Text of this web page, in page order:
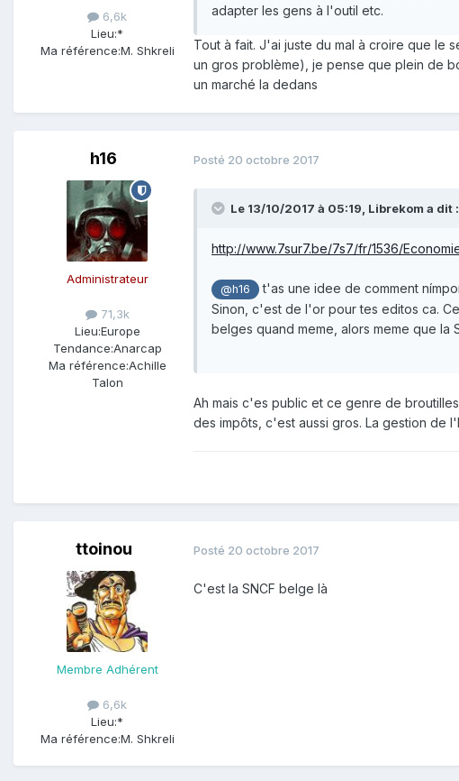
6,6k
Lieu:*
Ma référence:M. Shkreli
adapter les gens à l'outil etc.
Tout à fait. J'ai juste du mal à croire que le
un gros problème), je pense que plein de
un marché la dedans
h16
Administrateur
71,3k
Lieu:Europe
Tendance:Anarcap
Ma référence:Achille
Talon
Posté 20 octobre 2017
Le 13/10/2017 à 05:19, Librekom a dit :
http://www.7sur7.be/7s7/fr/1536/
@h16
t'as une idee de comment
Sinon, c'est de l'or pour tes editos ca.
belges quand meme, alors meme que la
Ah mais c'es public et ce genre de
des impôts, c'est aussi gros. La gestion de
ttoinou
Membre Adhérent
6,6k
Lieu:*
Ma référence:M. Shkreli
Posté 20 octobre 2017
C'est la SNCF belge là